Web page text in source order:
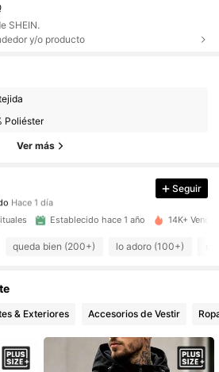
SHEIN.
y/o producto
Poliéster
Ver más
Hace 1 día
Seguir
Establecido hace 1 año 14K+
queda bien (200+) lo adoro (100+)
& Exteriores Accesorios de Vestir